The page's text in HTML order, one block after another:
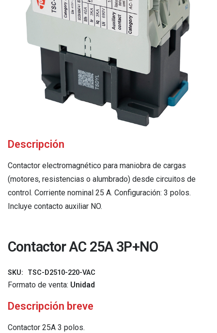
Descripción
Contactor electromagnético para maniobra de cargas
(motores, resistencias o alumbrado) desde circuitos de
control. Corriente nominal 25 A. Configuración: 3 polos.
Incluye contacto auxiliar NO.
Contactor AC 25A 3P+NO
SKU: TSC-D2510-220-VAC
Formato de venta: Unidad
Descripción breve
Contactor 25A 3 polos.